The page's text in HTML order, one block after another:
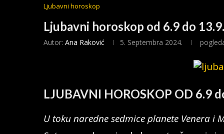
Ljubavni horoskop
Ljubavni horoskop od 6.9 do
Autor: Ana Raković 5. Septembra 2024.
LJUBAVNI HOROSKOP OD 6.9
U toku naredne sedmice planete Venera i